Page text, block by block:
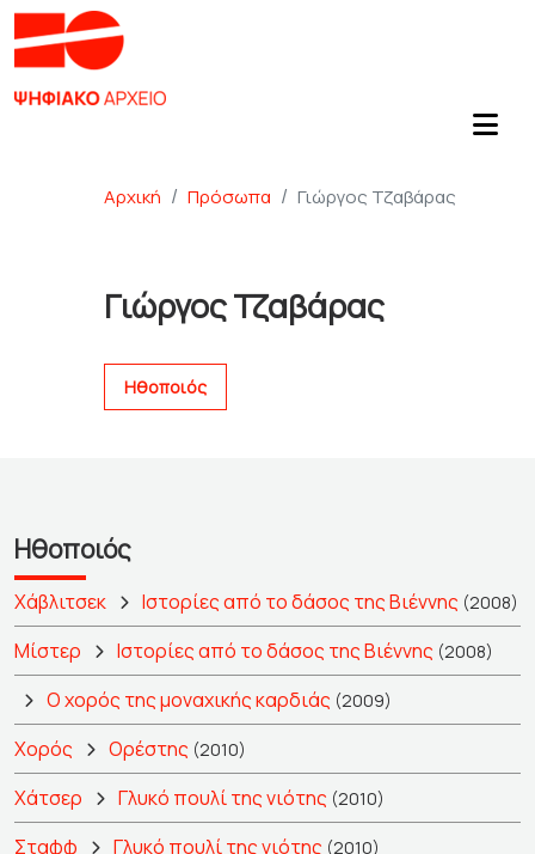
Αρχική Πρόσωπα Γιώργος Τζαβάρας
Γιώργος Τζαβάρας
Ηθοποιός
Ηθοποιός
Χάβλιτσεκ Ιστορίες από το δάσος της Βιέννης (2008)
Μίστερ Ιστορίες από το δάσος της Βιέννης (2008)
Ο χορός της μοναχικής καρδιάς (2009)
Χορός Ορέστης (2010)
Χάτσερ Γλυκό πουλί της νιότης (2010)
Σταφφ Γλυκό πουλί της νιότης (2010)